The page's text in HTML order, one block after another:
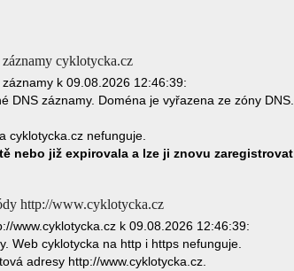
cyklotycka.cz
k 09.08.2026 12:46:39:
DNS záznamy. Doména je vyřazena ze zóny DNS.
cyklotycka.cz nefunguje.
nebo již expirovala a lze ji znovu zaregistrovat
http://www.cyklotycka.cz
www.cyklotycka.cz k 09.08.2026 12:46:39:
Web cyklotycka na http i https nefunguje.
adresy http://www.cyklotycka.cz.